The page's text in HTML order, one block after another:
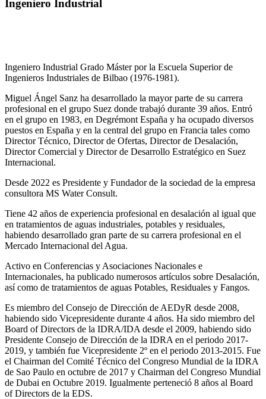
Ingeniero Industrial
Ingeniero Industrial Grado Máster por la Escuela Superior de
Ingenieros Industriales de Bilbao (1976-1981).
Miguel Ángel Sanz ha desarrollado la mayor parte de su carrera
profesional en el grupo Suez donde trabajó durante 39 años. Entró
en el grupo en 1983, en Degrémont España y ha ocupado diversos
puestos en España y en la central del grupo en Francia tales como
Director Técnico, Director de Ofertas, Director de Desalación,
Director Comercial y Director de Desarrollo Estratégico en Suez
Internacional.
Desde 2022 es Presidente y Fundador de la sociedad de la empresa
consultora MS Water Consult.
Tiene 42 años de experiencia profesional en desalación al igual que
en tratamientos de aguas industriales, potables y residuales,
habiendo desarrollado gran parte de su carrera profesional en el
Mercado Internacional del Agua.
Activo en Conferencias y Asociaciones Nacionales e
Internacionales, ha publicado numerosos artículos sobre Desalación,
así como de tratamientos de aguas Potables, Residuales y Fangos.
Es miembro del Consejo de Dirección de AEDyR desde 2008,
habiendo sido Vicepresidente durante 4 años. Ha sido miembro del
Board of Directors de la IDRA/IDA desde el 2009, habiendo sido
Presidente Consejo de Dirección de la IDRA en el periodo 2017-
2019, y también fue Vicepresidente 2º en el periodo 2013-2015. Fue
el Chairman del Comité Técnico del Congreso Mundial de la IDRA
de Sao Paulo en octubre de 2017 y Chairman del Congreso Mundial
de Dubai en Octubre 2019. Igualmente perteneció 8 años al Board
of Directors de la EDS.